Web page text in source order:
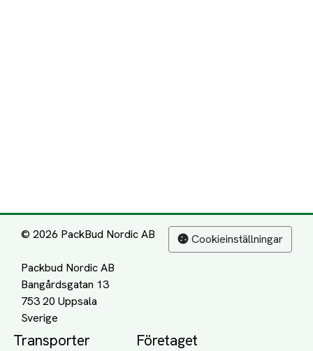
© 2026 PackBud Nordic AB
Packbud Nordic AB
Bangårdsgatan 13
753 20 Uppsala
Cookieinställningar
Transporter Företaget